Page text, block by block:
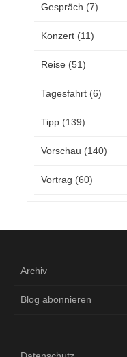
Gespräch (7)
Konzert (11)
Reise (51)
Tagesfahrt (6)
Tipp (139)
Vorschau (140)
Vortrag (60)
Archiv
Blog abonnieren